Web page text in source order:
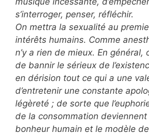
s’interroger, penser, réfléchir.
On mettra la sexualité au
intérêts humains. Comme
n’y a rien de mieux. En général,
de bannir le sérieux de
en dérision tout ce qui a une
d’entretenir une constante
légèreté ; de sorte que
de la consommation
bonheur humain et le modèle